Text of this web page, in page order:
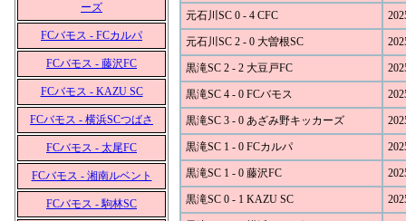
ーズ
FCバモス - FCカルパ
FCバモス - 藤沢FC
FCバモス - KAZU SC
FCバモス - 横浜SCつばさ
FCバモス - 太尾FC
FCバモス - 湘南ルベント
FCバモス - 駒林SC
元石川SC 0 - 4 CFC
元石川SC 2 - 0 大曽根SC
黒滝SC 2 - 2 大豆戸FC
黒滝SC 4 - 0 FCバモス
黒滝SC 3 - 0 あざみ野キッカーズ
黒滝SC 1 - 0 FCカルパ
黒滝SC 1 - 0 藤沢FC
黒滝SC 0 - 1 KAZU SC